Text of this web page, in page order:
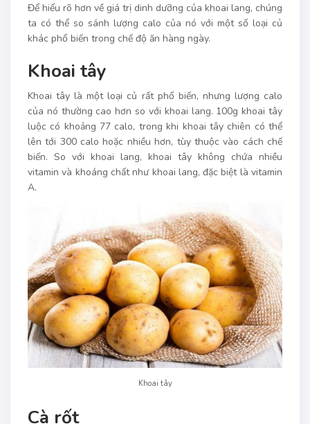
Để hiểu rõ hơn về giá trị dinh dưỡng của khoai lang, chúng
ta có thể so sánh lượng calo của nó với một số loại củ
khác phổ biến trong chế độ ăn hàng ngày.
Khoai tây
Khoai tây là một loại củ rất phổ biến, nhưng lượng calo
của nó thường cao hơn so với khoai lang. 100g khoai tây
luộc có khoảng 77 calo, trong khi khoai tây chiên có thể
lên tới 300 calo hoặc nhiều hơn, tùy thuộc vào cách chế
biến. So với khoai lang, khoai tây không chứa nhiều
vitamin và khoáng chất như khoai lang, đặc biệt là vitamin
A.
Khoai tây
Cà rốt